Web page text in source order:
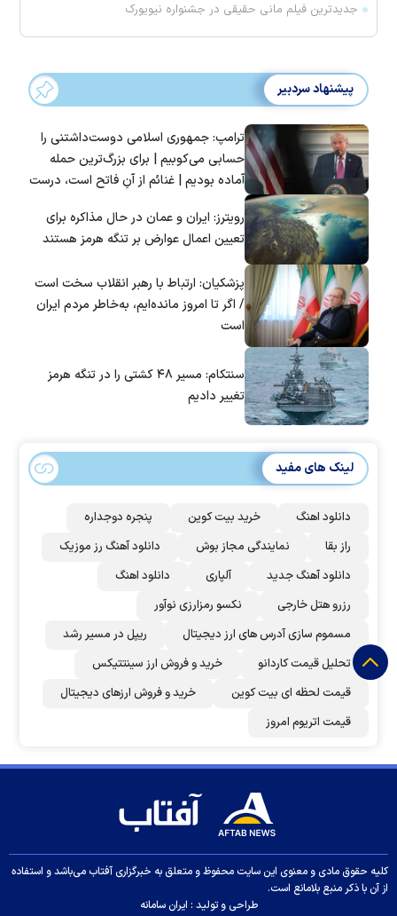
جدیدترین فیلم مانی حقیقی در جشنواره نیویورک
پیشنهاد سردبیر
ترامپ: جمهوری اسلامی دوست‌داشتنی را
حسابی می‌کوبیم | برای بزرگ‌ترین حمله
آماده بودیم | غنائم از آنِ فاتح است، درست
رویترز: ایران و عمان در حال مذاکره برای
تعیین اعمال عوارض بر تنگه هرمز هستند
پزشکیان: ارتباط با رهبر انقلاب سخت است
/ اگر تا امروز مانده‌ایم، به‌خاطر مردم ایران
است
سنتکام: مسیر ۴۸ کشتی را در تنگه هرمز
تغییر دادیم
لینک های مفید
دانلود اهنگ خرید بیت کوین
پنجره دوجداره
راز بقا
نمایندگی مجاز بوش
دانلود آهنگ رز‌ موزیک
دانلود آهنگ جدید
آلپاری
دانلود اهنگ
رزرو هتل خارجی
نکسو رمزارزی نوآور
مسموم سازی آدرس های ارز دیجیتال
ریپل در مسیر رشد
تحلیل قیمت کاردانو
خرید و فروش ارز سینتتیکس
قیمت لحظه ای بیت کوین
خرید و فروش ارزهای دیجیتال
قیمت اتریوم امروز
کلیه حقوق مادی و معنوی این سایت محفوظ و متعلق به خبرگزاری آفتاب می‌باشد و استفاده
از آن با ذکر منبع بلامانع است.
طراحی و تولید : ایران سامانه